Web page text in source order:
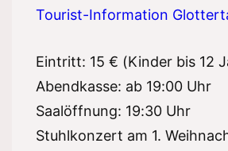
Tourist-Information
Eintritt: 15 € (Kinder bis 12
Abendkasse: ab 19:00 Uhr
Saalöffnung: 19:30 Uhr
Stuhlkonzert am 1.